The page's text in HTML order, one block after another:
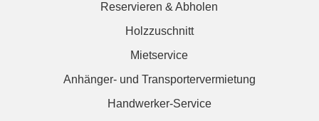
Reservieren & Abholen
Holzzuschnitt
Mietservice
Anhänger- und Transportervermietung
Handwerker-Service